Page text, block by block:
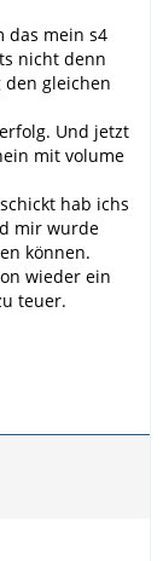
das mein s4
nicht denn
gleichen
Und jetzt
mit volume
hab ichs
mir wurde
können.
wieder ein
teuer.